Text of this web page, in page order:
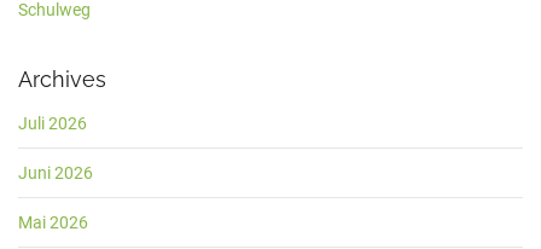
Schulweg
Archives
Juli 2026
Juni 2026
Mai 2026